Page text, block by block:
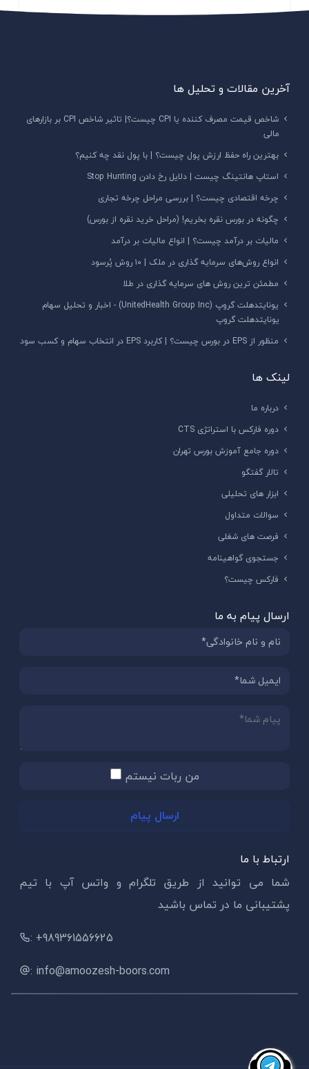
آخرین مقالات و تحلیل ها
شاخص قیمت مصرف کننده یا CPI‌ چیست؟| تاثیر شاخص CPI بر بازارهای
مالی
بهترین راه حفظ ارزش پول چیست؟ | با پول نقد چه کنیم؟
استاپ هانتینگ چیست | دلایل رخ دادن Stop Hunting
چرخه اقتصادی چیست؟ | بررسی مراحل چرخه تجاری
چگونه در بورس نقره بخریم! (مراحل خرید نقره از بورس)
مالیات بر درآمد چیست؟ | انواع مالیات بر درآمد
انواع روش‌های سرمایه گذاری در ملک | ۱۰ روش پُرسود
مطمئن ترین روش های سرمایه گذاری در طلا
یونایتدهلت گروپ (UnitedHealth Group Inc) - اخبار و تحلیل سهام
یونایتدهلت گروپ
منظور از EPS در بورس چیست؟ | کاربرد EPS در انتخاب سهام و کسب سود
لینک ها
درباره ما
دوره فارکس با استراتژی CTS
دوره جامع آموزش بورس تهران
تالار گفتگو
ابزار های تحلیلی
سوالات متداول
فرصت های شغلی
جستجوی گواهینامه
فارکس چیست؟
ارسال پیام به ما
من ربات نیستم
ارسال پیام
ارتباط با ما
شما می توانید از طریق تلگرام و واتس آپ با تیم
پشتیبانی ما در تماس باشید
: +989361556625
: info@amoozesh-boors.com